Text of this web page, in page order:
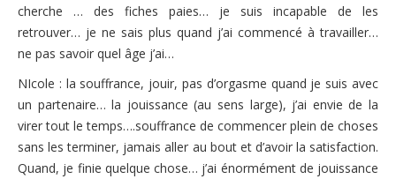
cherche … des fiches paies… je suis incapable de les
retrouver… je ne sais plus quand j’ai commencé à travailler…
ne pas savoir quel âge j’ai…
NIcole : la souffrance, jouir, pas d’orgasme quand je suis avec
un partenaire… la jouissance (au sens large), j’ai envie de la
virer tout le temps….souffrance de commencer plein de choses
sans les terminer, jamais aller au bout et d’avoir la satisfaction.
Quand, je finie quelque chose… j’ai énormément de jouissance